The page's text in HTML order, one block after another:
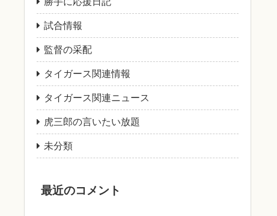
試合情報
監督の采配
タイガース関連情報
タイガース関連ニュース
虎三郎の言いたい放題
未分類
最近のコメント